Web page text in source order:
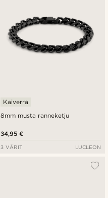
8mm musta ranneketju
Kaiverra
34,95 €
3 VÄRIT LUCLEON